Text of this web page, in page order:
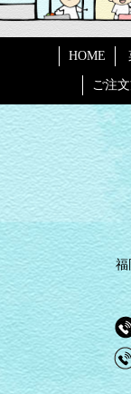
HOME
ご注
福